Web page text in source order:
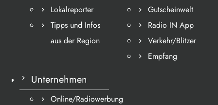
Lokalreporter
Tipps und Infos
aus der Region
Gutscheinwelt
Radio IN App
Verkehr/Blitzer
Empfang
Unternehmen
Online/Radiowerbung